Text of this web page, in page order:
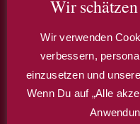
Wir
Wir verwenden
verbessern,
einzusetzen und
Wenn Du auf „Alle